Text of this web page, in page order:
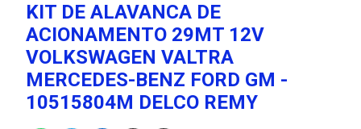
KIT DE ALAVANCA DE
ACIONAMENTO 29MT 12V
VOLKSWAGEN VALTRA
MERCEDES-BENZ FORD GM -
10515804M DELCO REMY